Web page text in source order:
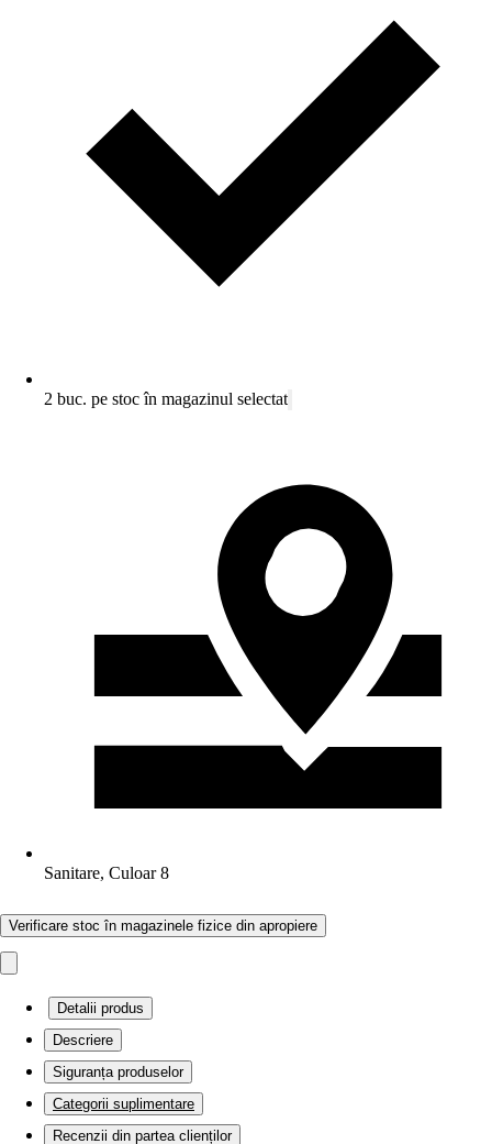
2 buc. pe stoc în magazinul selectat
Sanitare, Culoar 8
Verificare stoc în magazinele fizice din apropiere
Detalii produs
Descriere
Siguranța produselor
Categorii suplimentare
Recenzii din partea clienților